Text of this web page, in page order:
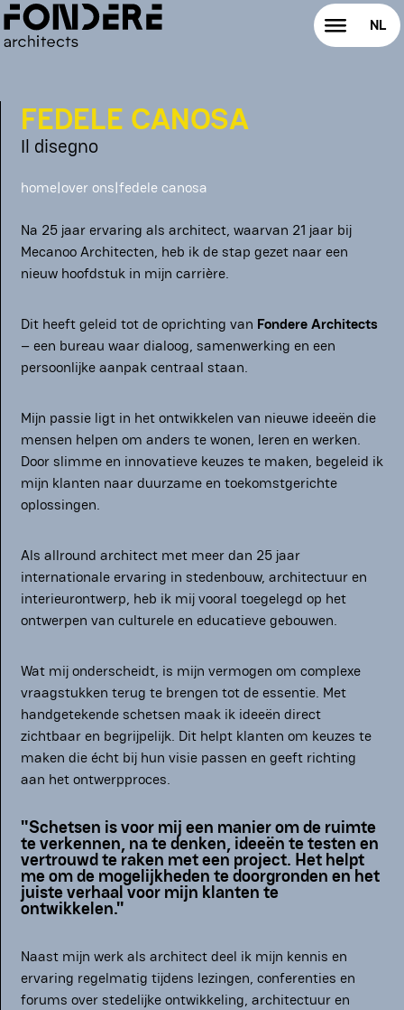
NL
expertise
visie
programma
verkenning
bouwen
ons schetsboek
contact
FEDELE CANOSA
Il disegno
home|over ons|fedele canosa
Na 25 jaar ervaring als architect, waarvan 21 jaar bij
Mecanoo Architecten, heb ik de stap gezet naar een
nieuw hoofdstuk in mijn carrière.
Dit heeft geleid tot de oprichting van Fondere Architects
– een bureau waar dialoog, samenwerking en een
persoonlijke aanpak centraal staan.
Mijn passie ligt in het ontwikkelen van nieuwe ideeën die
mensen helpen om anders te wonen, leren en werken.
Door slimme en innovatieve keuzes te maken, begeleid ik
mijn klanten naar duurzame en toekomstgerichte
oplossingen.
Als allround architect met meer dan 25 jaar
internationale ervaring in stedenbouw, architectuur en
interieurontwerp, heb ik mij vooral toegelegd op het
ontwerpen van culturele en educatieve gebouwen.
Wat mij onderscheidt, is mijn vermogen om complexe
vraagstukken terug te brengen tot de essentie. Met
handgetekende schetsen maak ik ideeën direct
zichtbaar en begrijpelijk. Dit helpt klanten om keuzes te
maken die écht bij hun visie passen en geeft richting
aan het ontwerpproces.
"Schetsen is voor mij een manier om de ruimte
te verkennen, na te denken, ideeën te testen en
vertrouwd te raken met een project. Het helpt
me om de mogelijkheden te doorgronden en het
juiste verhaal voor mijn klanten te
ontwikkelen."
Naast mijn werk als architect deel ik mijn kennis en
ervaring regelmatig tijdens lezingen, conferenties en
forums over stedelijke ontwikkeling, architectuur en